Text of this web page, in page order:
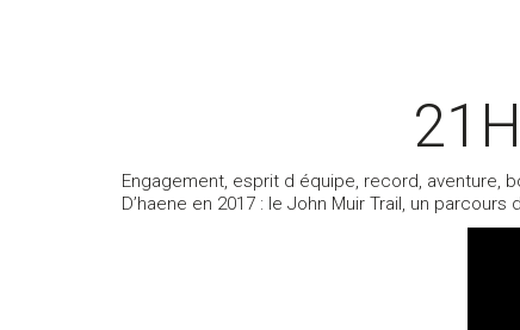
Engagement, esprit d équipe, record, aventure,
D’haene en 2017 : le John Muir Trail, un